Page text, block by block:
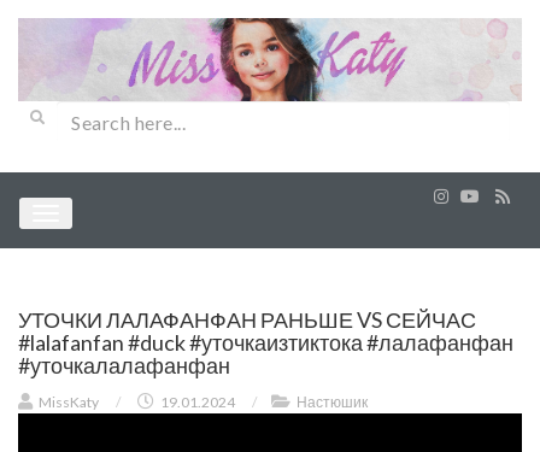
УТОЧКИ ЛАЛАФАНФАН РАНЬШЕ VS СЕЙЧАС
#lalafanfan #duck #уточкаизтиктока #лалафанфан
#уточкалалафанфан
MissKaty / 19.01.2024 / Настюшик